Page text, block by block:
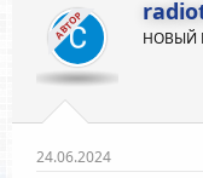
АВТОР НОВЫЙ
24.06.2024